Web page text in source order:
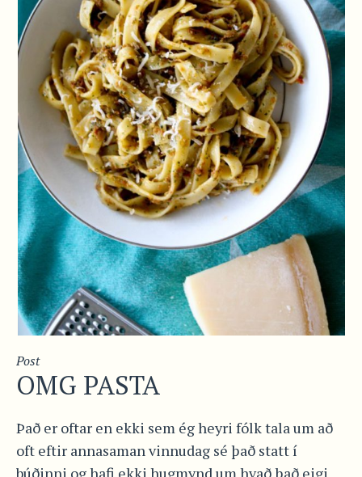
Post
OMG PASTA
Það er oftar en ekki sem ég heyri fólk tala um að
oft eftir annasaman vinnudag sé það statt í